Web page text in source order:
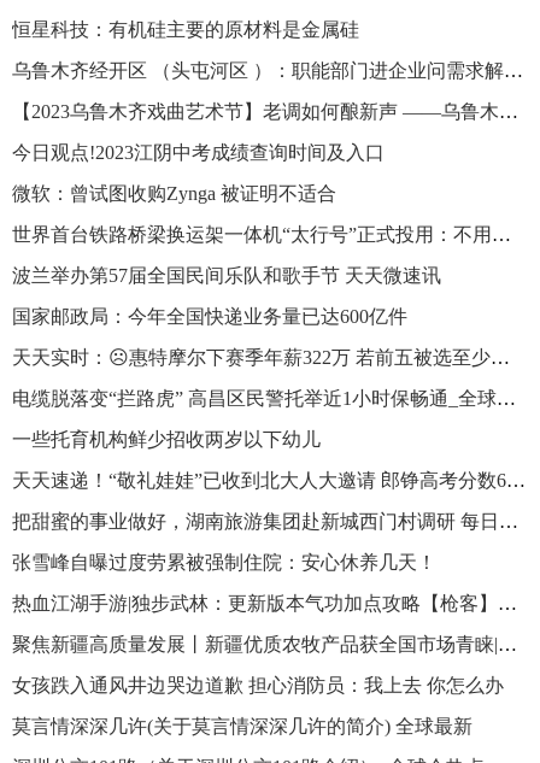
恒星科技：有机硅主要的原材料是金属硅
乌鲁木齐经开区 （头屯河区 ）：职能部门进企业问需求解难题
【2023乌鲁木齐戏曲艺术节】老调如何酿新声 ——乌鲁木齐戏曲院团负责人谈传承与创新-环球关注
今日观点!2023江阴中考成绩查询时间及入口
微软：曾试图收购Zynga 被证明不适合
世界首台铁路桥梁换运架一体机“太行号”正式投用：不用断线、停运了 今日看点
波兰举办第57届全国民间乐队和歌手节 天天微速讯
国家邮政局：今年全国快递业务量已达600亿件
天天实时：☹️惠特摩尔下赛季年薪322万 若前五被选至少是800万
电缆脱落变“拦路虎” 高昌区民警托举近1小时保畅通_全球热点
一些托育机构鲜少招收两岁以下幼儿
天天速递！“敬礼娃娃”已收到北大人大邀请 郎铮高考分数637分
把甜蜜的事业做好，湖南旅游集团赴新城西门村调研 每日速读
张雪峰自曝过度劳累被强制住院：安心休养几天！
热血江湖手游|独步武林：更新版本气功加点攻略【枪客】篇！|时快讯
聚焦新疆高质量发展丨新疆优质农牧产品获全国市场青睐|环球要闻
女孩跌入通风井边哭边道歉 担心消防员：我上去 你怎么办
莫言情深深几许(关于莫言情深深几许的简介) 全球最新